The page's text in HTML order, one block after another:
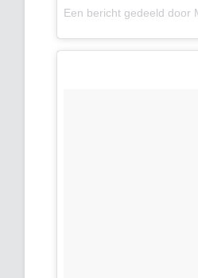
Een bericht gedeeld door